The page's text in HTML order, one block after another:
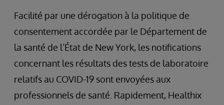
Facilité par une dérogation à la politique de
consentement accordée par le Département de
la santé de l’État de New York, les notifications
concernant les résultats des tests de laboratoire
relatifs au COVID-19 sont envoyées aux
professionnels de santé. Rapidement, Healthix